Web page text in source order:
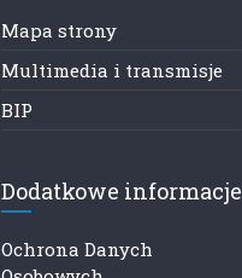
Mapa strony
Multimedia i transmisje
BIP
Dodatkowe informacje
Ochrona Danych